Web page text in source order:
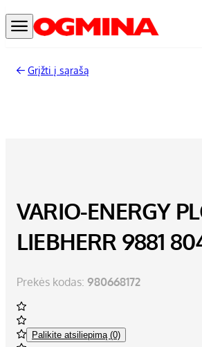
Grįžti į sąrašą
VARIO-ENERGY
LIEBHERR 9881
Prekės kodas: 980668172
Palikite atsiliepimą (0)